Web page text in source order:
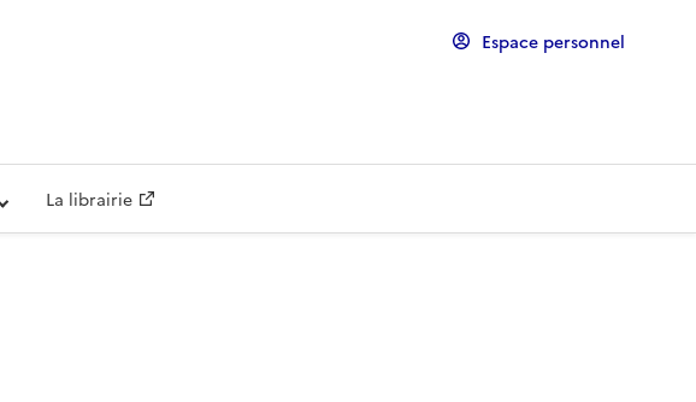
Espace personnel
La librairie